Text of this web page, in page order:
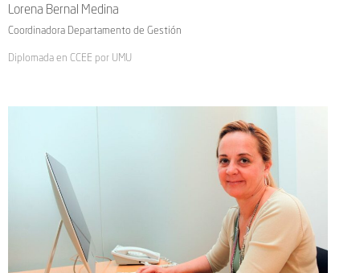
Lorena Bernal Medina
Coordinadora Departamento de Gestión
Diplomada en CCEE por UMU